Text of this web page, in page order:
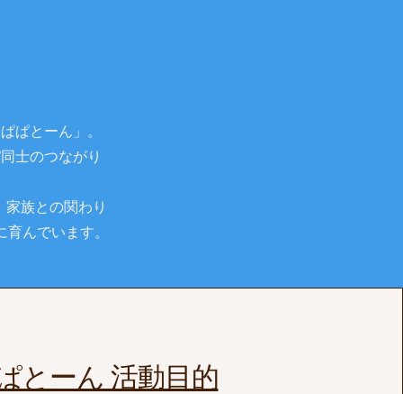
ぱとーん」。
士のつながり
族との関わり
んでいます。
とーん 活動目的